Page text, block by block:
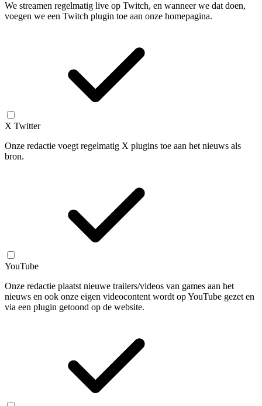
We streamen regelmatig live op Twitch, en wanneer we dat doen,
voegen we een Twitch plugin toe aan onze homepagina.
X Twitter
Onze redactie voegt regelmatig X plugins toe aan het nieuws als
bron.
YouTube
Onze redactie plaatst nieuwe trailers/videos van games aan het
nieuws en ook onze eigen videocontent wordt op YouTube gezet en
via een plugin getoond op de website.